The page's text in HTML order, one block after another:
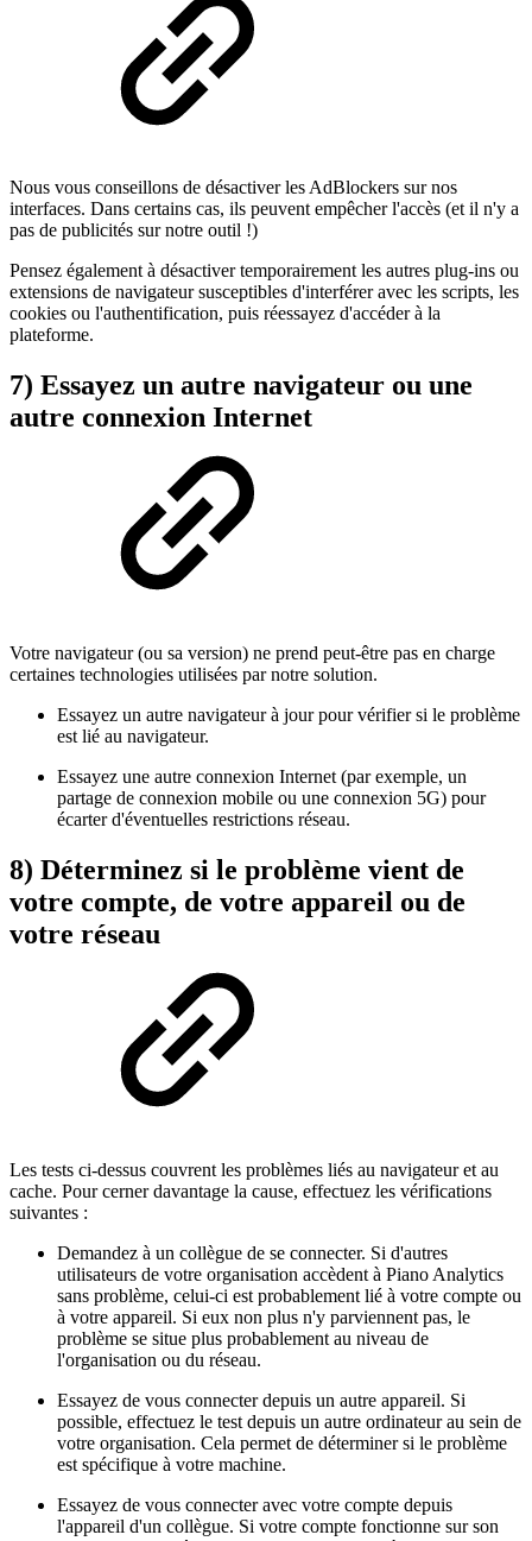
Nous vous conseillons de désactiver les AdBlockers sur nos
interfaces. Dans certains cas, ils peuvent empêcher l'accès (et il n'y a
pas de publicités sur notre outil !)
Pensez également à désactiver temporairement les autres plug-ins ou
extensions de navigateur susceptibles d'interférer avec les scripts, les
cookies ou l'authentification, puis réessayez d'accéder à la
plateforme.
7) Essayez un autre navigateur ou une
autre connexion Internet
Votre navigateur (ou sa version) ne prend peut-être pas en charge
certaines technologies utilisées par notre solution.
Essayez un autre navigateur à jour pour vérifier si le problème
est lié au navigateur.
Essayez une autre connexion Internet (par exemple, un
partage de connexion mobile ou une connexion 5G) pour
écarter d'éventuelles restrictions réseau.
8) Déterminez si le problème vient de
votre compte, de votre appareil ou de
votre réseau
Les tests ci-dessus couvrent les problèmes liés au navigateur et au
cache. Pour cerner davantage la cause, effectuez les vérifications
suivantes :
Demandez à un collègue de se connecter. Si d'autres
utilisateurs de votre organisation accèdent à Piano Analytics
sans problème, celui-ci est probablement lié à votre compte ou
à votre appareil. Si eux non plus n'y parviennent pas, le
problème se situe plus probablement au niveau de
l'organisation ou du réseau.
Essayez de vous connecter depuis un autre appareil. Si
possible, effectuez le test depuis un autre ordinateur au sein de
votre organisation. Cela permet de déterminer si le problème
est spécifique à votre machine.
Essayez de vous connecter avec votre compte depuis
l'appareil d'un collègue. Si votre compte fonctionne sur son